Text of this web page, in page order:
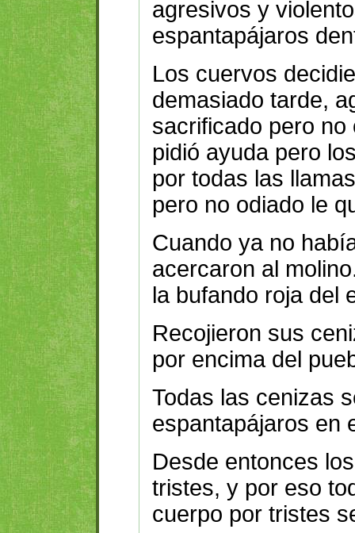
agresivos y
espantapájaros
Los cuervos
demasiado tarde,
sacrificado pero
pidió ayuda pero
por todas las
pero no odiado le
Cuando ya no
acercaron al
la bufando roja del
Recojieron sus
por encima del
Todas las cenizas
espantapájaros en
Desde entonces
tristes, y por eso
cuerpo por tristes